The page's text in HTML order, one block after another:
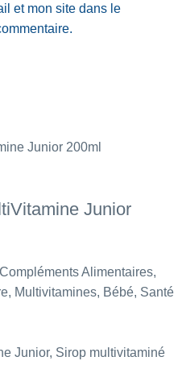
et mon site dans le
Junior
Compléments Alimentaires,
, Multivitamines, Bébé, Santé
Junior, Sirop multivitaminé